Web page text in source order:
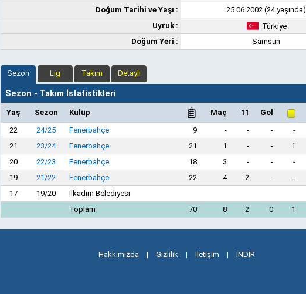
Doğum Tarihi ve Yaşı :
25.06.2002 (24 yaşında)
Uyruk :
Türkiye
Doğum Yeri :
Samsun
Sezon Lig Takım Detaylı
Sezon - Takım İstatistikleri
Yaş Sezon Kulüp Maç 11 Gol
22
24/25 Fenerbahçe 9 - - - -
21
23/24 Fenerbahçe 21 1 - - 1
20
22/23 Fenerbahçe 18 3 - - -
19
21/22 Fenerbahçe 22 4 2 - -
17
19/20
İlkadım Belediyesi
Toplam
70 8 2 0 1
Hakkımızda | Gizlilik | İletişim | İNDİR